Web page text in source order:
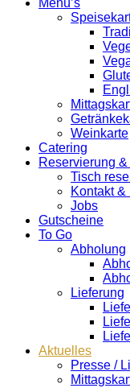
Menü’s
Weinkarte
Catering
Reservierung
Tisch
Kontakt &
Jobs
Gutscheine
To Go
Abholung
Lieferung
Aktuelles
Presse /